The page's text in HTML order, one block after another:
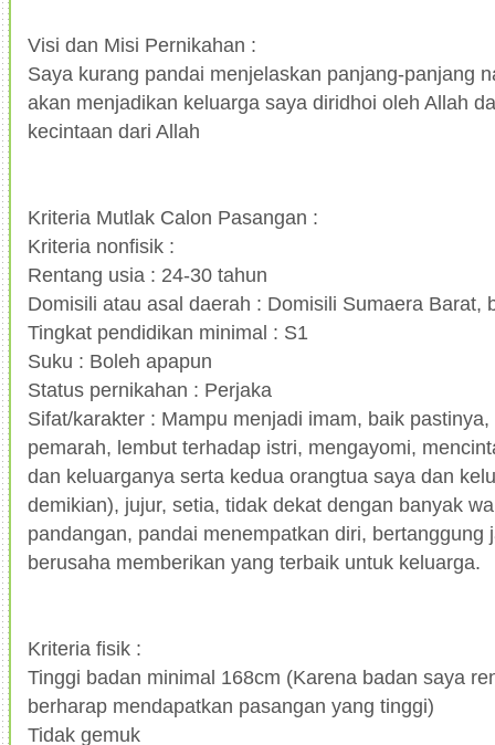
Visi dan Misi Pernikahan :
Saya kurang pandai menjelaskan panjang-panjang
akan menjadikan keluarga saya diridhoi oleh Allah
kecintaan dari Allah
Kriteria Mutlak Calon Pasangan :
Kriteria nonfisik :
Rentang usia : 24-30 tahun
Domisili atau asal daerah : Domisili Sumaera Barat,
Tingkat pendidikan minimal : S1
Suku : Boleh apapun
Status pernikahan : Perjaka
Sifat/karakter : Mampu menjadi imam, baik
pemarah, lembut terhadap istri, mengayomi,
dan keluarganya serta kedua orangtua saya dan
demikian), jujur, setia, tidak dekat dengan banyak
pandangan, pandai menempatkan diri, bertanggung
berusaha memberikan yang terbaik untuk keluarga.
Kriteria fisik :
Tinggi badan minimal 168cm (Karena badan saya
berharap mendapatkan pasangan yang tinggi)
Tidak gemuk